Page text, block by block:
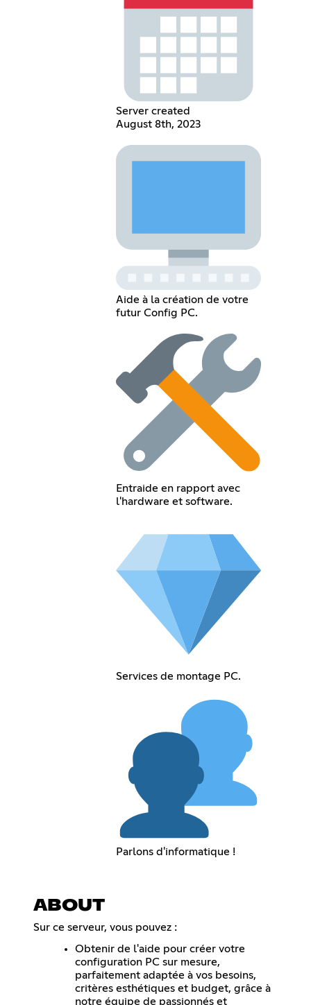
Server created
August 8th, 2023
Aide à la création de votre
futur Config PC.
Entraide en rapport avec
l'hardware et software.
Services de montage PC.
Parlons d'informatique !
ABOUT
Sur ce serveur, vous pouvez :
Obtenir de l'aide pour créer votre
configuration PC sur mesure,
parfaitement adaptée à vos besoins,
critères esthétiques et budget, grâce à
notre équipe de passionnés et